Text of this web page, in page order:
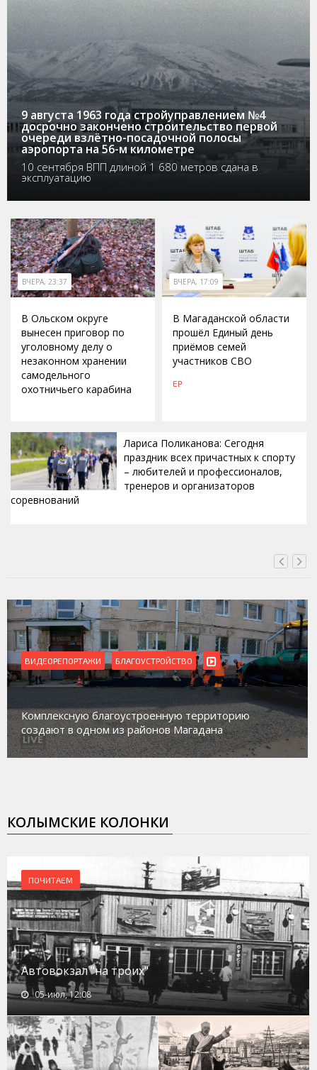
9 августа 1963 года стройуправлением №4
досрочно закончено строительство первой
очереди взлётно-посадочной полосы
аэропорта на 56-м километре
10 сентября ВПП длиной 1 680 метров сдана в
эксплуатацию
ВЧЕРА, 23:37
В Ольском округе
вынесен приговор по
уголовному делу о
незаконном хранении
самодельного
охотничьего карабина
ВЧЕРА, 17:09
В Магаданской области
прошёл Единый день
приёмов семей
участников СВО
ЕР
Лариса Поликанова: Сегодня
праздник всех причастных к спорту
– любителей и профессионалов,
тренеров и организаторов
соревнований
ВИДЕОРЕПОРТАЖИ
Магадан присоединился к пилотному проекту по
работе с несовершеннолетними из групп
социального риска «Переправа»
КОЛЫМСКИЕ КОЛОНКИ
ПОЧИТАЕМ
Автовокзал "на троих"
05-июл, 12:08